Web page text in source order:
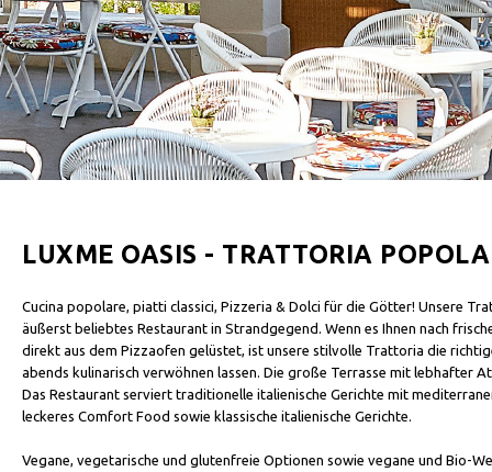
LUXME OASIS - TRATTORIA
Cucina popolare, piatti classici, Pizzeria & Dolci für die Götter! Unsere
äußerst beliebtes Restaurant in Strandgegend. Wenn es Ihnen nach
direkt aus dem Pizzaofen gelüstet, ist unsere stilvolle Trattoria die
abends kulinarisch verwöhnen lassen. Die große Terrasse mit lebhafter
Das Restaurant serviert traditionelle italienische Gerichte mit
leckeres Comfort Food sowie klassische italienische Gerichte.
Vegane, vegetarische und glutenfreie Optionen sowie vegane und Bio-